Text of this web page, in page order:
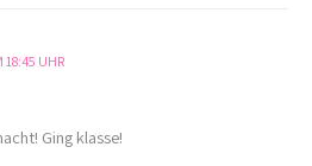
18:45 UHR
Ging klasse!